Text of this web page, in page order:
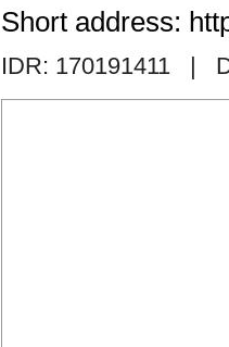
Short address:
IDR: 170191411 |